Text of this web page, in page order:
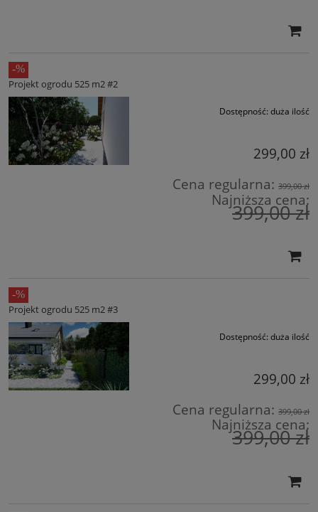
Projekt ogrodu 525 m2 #2
Dostępność: duża ilość
299,00 zł
Cena regularna: 399,00 zł
Najniższa cena:
399,00 zł
Projekt ogrodu 525 m2 #3
Dostępność: duża ilość
299,00 zł
Cena regularna: 399,00 zł
Najniższa cena:
399,00 zł